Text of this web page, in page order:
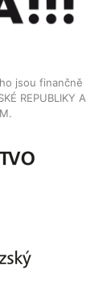
jsou finančně
REPUBLIKY A